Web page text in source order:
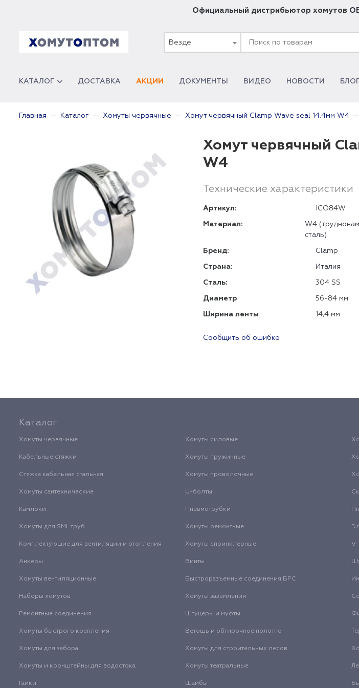
Официальный дистрибьютор хомутов
Везде
КАТАЛОГ ДОСТАВКА АКЦИИ ДОКУМЕНТЫ ВИДЕО НОВОСТИ
Главная Каталог Хомуты червячные Хомут червячный Clamp Wave seal 14.4мм W4
Хомут червячный
W4
Технические характеристики
Артикул: ICO84W
Материал:
W4
сталь)
Бренд: Clamp
Страна: Италия
Сталь: 304 SS
Диаметр 56-84 мм
Ширина ленты 14,4 мм
Сообщить об ошибке
Каталог
Хомуты червячные Хомуты силовые
Кабельные стяжки Хомуты пружинные
Стяжка кабельная стальная Хомуты проволочные
Хомуты сантехнические U-болты
Камлоки Пневмотрубки
Хомуты для SML труб Хомуты ремонтные
Комплектующие для вентиляции и отопления Хомуты спринклерные V-
Анкеры Винты
Хомуты вентиляционные Быстроразъемные соединения БРС
Наборы хомутов Хомуты заземления
Ремонтные соединения Штуцеры и муфты
Хомуты быстрого крепления Ветошь и обтирочное полотно
Хомуты для забора Хомуты для строительных лесов
Хомуты и кронштейны для водостока Хомуты театральные
Гайки Шайбы